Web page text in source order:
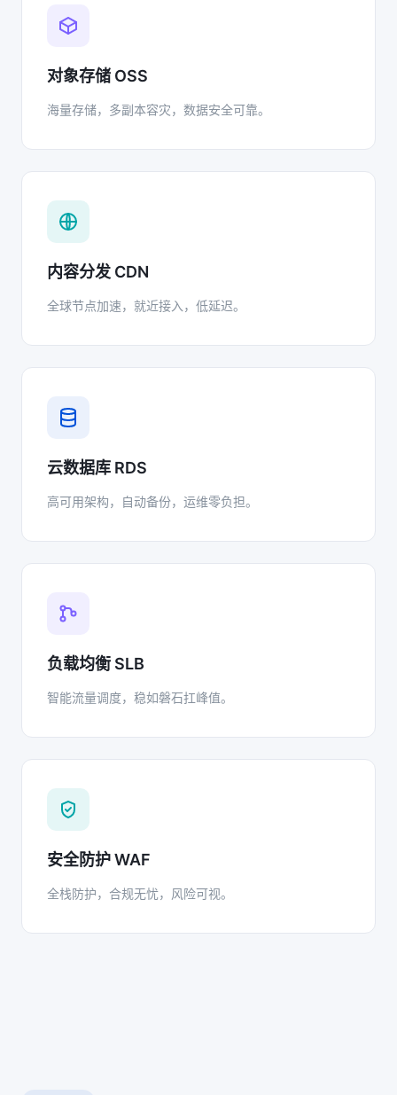
对象存储 OSS
海量存储，多副本容灾，数据安全可靠。
内容分发 CDN
全球节点加速，就近接入，低延迟。
云数据库 RDS
高可用架构，自动备份，运维零负担。
负载均衡 SLB
智能流量调度，稳如磐石扛峰值。
安全防护 WAF
全栈防护，合规无忧，风险可视。